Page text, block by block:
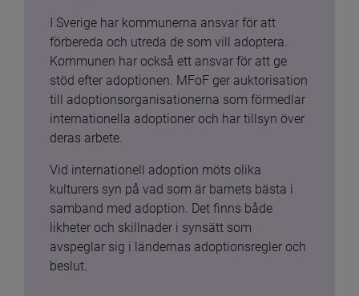
I Sverige har kommunerna ansvar för att
förbereda och utreda de som vill adoptera.
Kommunen har också ett ansvar för att ge
stöd efter adoptionen. MFoF ger auktorisation
till adoptionsorganisationerna som förmedlar
internationella adoptioner och har tillsyn över
deras arbete.
Vid internationell adoption möts olika
kulturers syn på vad som är barnets bästa i
samband med adoption. Det finns både
likheter och skillnader i synsätt som
avspeglar sig i ländernas adoptionsregler och
beslut.